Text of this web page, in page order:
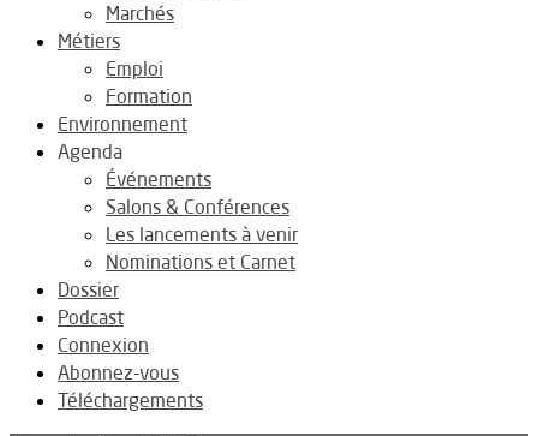
Marchés
Métiers
Emploi
Formation
Environnement
Agenda
Événements
Salons & Conférences
Les lancements à venir
Nominations et Carnet
Dossier
Podcast
Connexion
Abonnez-vous
Téléchargements